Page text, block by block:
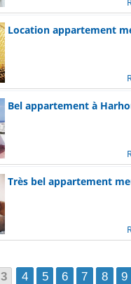
Location appartement
Bel appartement à
Très bel appartement
3 4 5 6 7 8 9